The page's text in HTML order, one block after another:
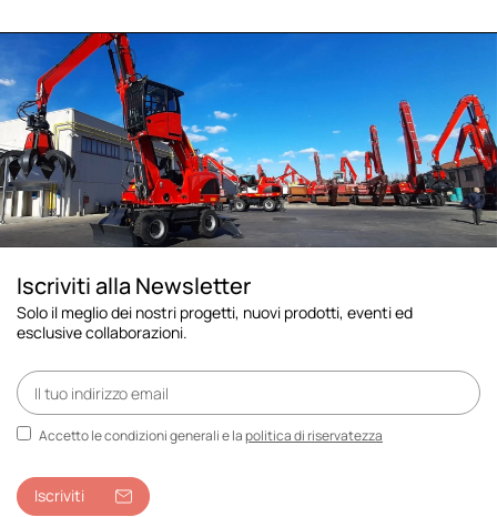
Iscriviti alla Newsletter
Solo il meglio dei nostri progetti, nuovi prodotti, eventi ed
esclusive collaborazioni.
Accetto le condizioni generali e lapolitica di riservatezza
Iscriviti